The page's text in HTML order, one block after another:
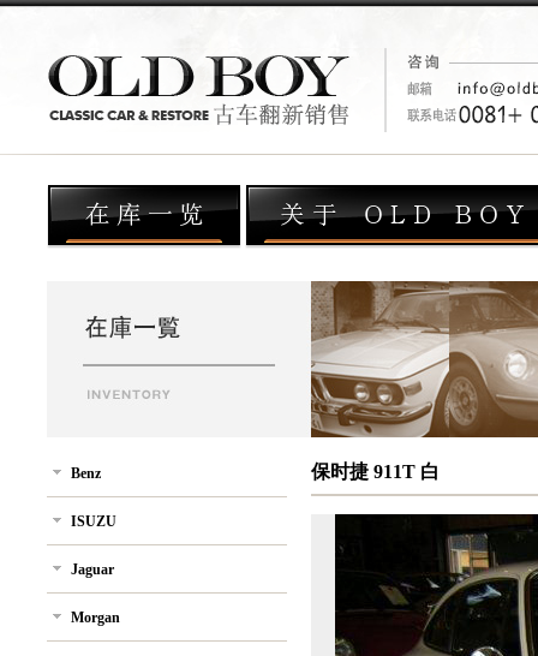
Benz
ISUZU
Jaguar
Morgan
保时捷 911T 白